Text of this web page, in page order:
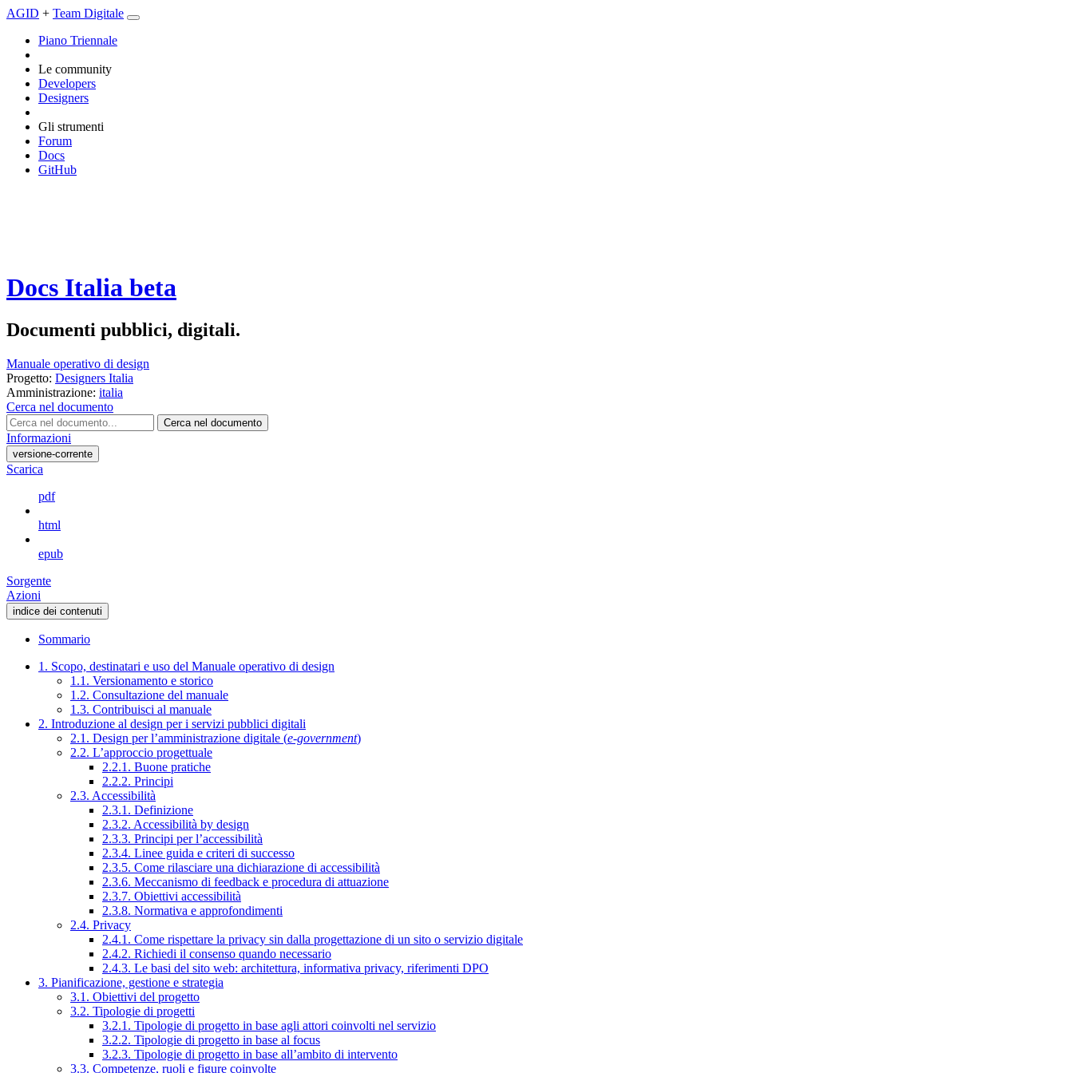
AGID + Team Digitale
Piano Triennale
Le community
Developers
Designers
Gli strumenti
Forum
Docs
GitHub
Docs Italia beta
Documenti pubblici, digitali.
Manuale operativo di design
Progetto: Designers Italia
Amministrazione: italia
Cerca nel documento
Cerca nel documento
Informazioni
versione-corrente
Scarica
pdf
html
epub
Sorgente
Azioni
indice dei contenuti
Sommario
1. Scopo, destinatari e uso del Manuale operativo di design
1.1. Versionamento e storico
1.2. Consultazione del manuale
1.3. Contribuisci al manuale
2. Introduzione al design per i servizi pubblici digitali
2.1. Design per l’amministrazione digitale (e-government)
2.2. L’approccio progettuale
2.2.1. Buone pratiche
2.2.2. Principi
2.3. Accessibilità
2.3.1. Definizione
2.3.2. Accessibilità by design
2.3.3. Principi per l’accessibilità
2.3.4. Linee guida e criteri di successo
2.3.5. Come rilasciare una dichiarazione di accessibilità
2.3.6. Meccanismo di feedback e procedura di attuazione
2.3.7. Obiettivi accessibilità
2.3.8. Normativa e approfondimenti
2.4. Privacy
2.4.1. Come rispettare la privacy sin dalla progettazione di un sito o servizio digitale
2.4.2. Richiedi il consenso quando necessario
2.4.3. Le basi del sito web: architettura, informativa privacy, riferimenti DPO
3. Pianificazione, gestione e strategia
3.1. Obiettivi del progetto
3.2. Tipologie di progetti
3.2.1. Tipologie di progetto in base agli attori coinvolti nel servizio
3.2.2. Tipologie di progetto in base al focus
3.2.3. Tipologie di progetto in base all’ambito di intervento
3.3. Competenze, ruoli e figure coinvolte